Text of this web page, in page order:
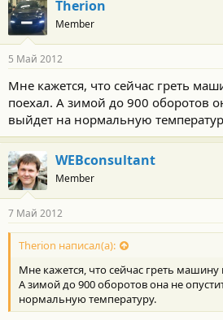
Therion
Member
5 Май 2012
Мне кажется, что сейчас греть
поехал. А зимой до 900 оборотов
выйдет на нормальную
WEBconsultant
Member
7 Май 2012
Therion написал(а):
Мне кажется, что сейчас греть
А зимой до 900 оборотов она не
нормальную температуру.